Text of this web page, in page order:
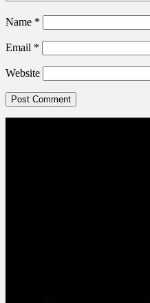
Name *
Email *
Website